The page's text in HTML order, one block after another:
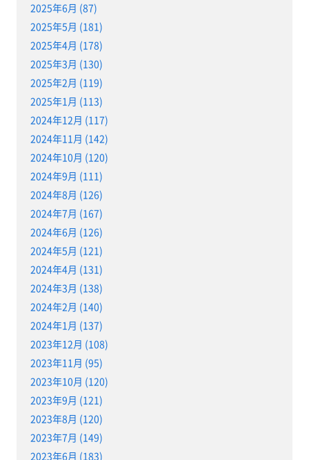
2025年6月 (87)
2025年5月 (181)
2025年4月 (178)
2025年3月 (130)
2025年2月 (119)
2025年1月 (113)
2024年12月 (117)
2024年11月 (142)
2024年10月 (120)
2024年9月 (111)
2024年8月 (126)
2024年7月 (167)
2024年6月 (126)
2024年5月 (121)
2024年4月 (131)
2024年3月 (138)
2024年2月 (140)
2024年1月 (137)
2023年12月 (108)
2023年11月 (95)
2023年10月 (120)
2023年9月 (121)
2023年8月 (120)
2023年7月 (149)
2023年6月 (183)